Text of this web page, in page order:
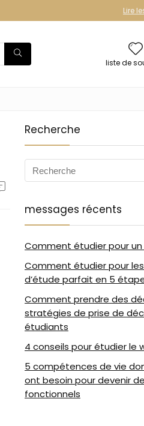
Lire
liste de
Recherche
messages récents
Comment étudier pour un
Comment étudier pour
d’étude parfait en 5
Comment prendre des
stratégies de prise de
étudiants
4 conseils pour étudier le
5 compétences de vie
ont besoin pour devenir
fonctionnels